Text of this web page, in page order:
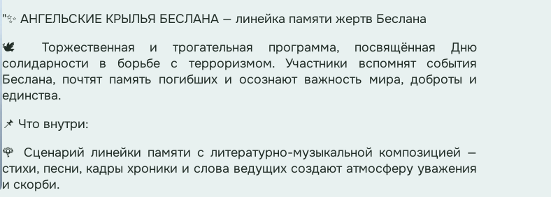
"✨ АНГЕЛЬСКИЕ КРЫЛЬЯ БЕСЛАНА — линейка памяти жертв Беслана
🕊 Торжественная и трогательная программа, посвящённая Дню
солидарности в борьбе с терроризмом. Участники вспомнят события
Беслана, почтят память погибших и осознают важность мира, доброты и
единства.
📌 Что внутри:
🌹 Сценарий линейки памяти с литературно-музыкальной композицией —
стихи, песни, кадры хроники и слова ведущих создают атмосферу уважения
и скорби.